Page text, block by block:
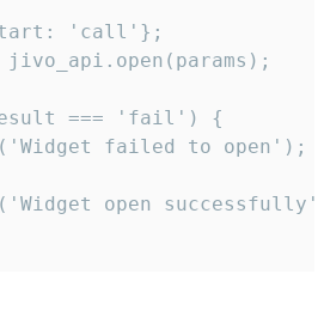
'call'};
=== 'fail') {
failed to open');
open